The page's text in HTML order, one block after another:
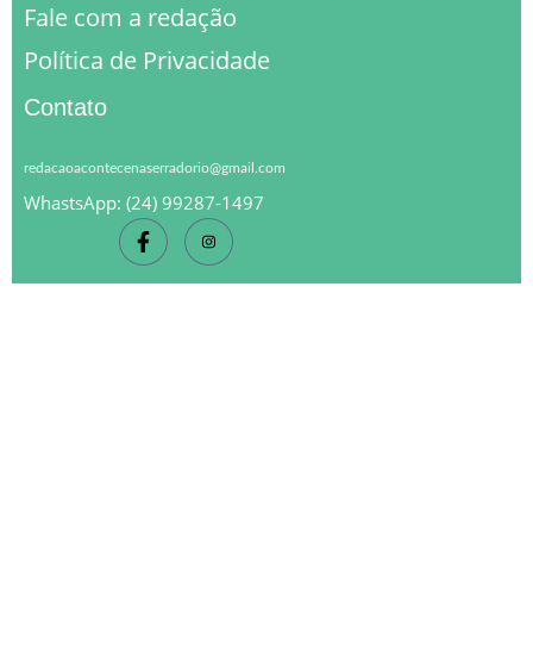
Fale com a redação
Política de Privacidade
Contato
redacaoacontecenaserradorio@gmail.com
WhastsApp: (24) 99287-1497